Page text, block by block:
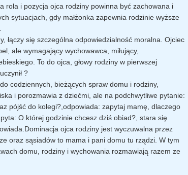
rola i pozycja ojca rodziny powinna być zachowana i
sytuacjach, gdy małżonka zapewnia rodzinie wyższe
łączy się szczególna odpowiedzialność moralna. Ojciec
ale wymagający wychowawca, miłujący,
To do ojca, głowy rodziny w pierwszej
?
codziennych, bieżących spraw domu i rodziny,
i porozmawia z dziećmi, ale na podchwytliwe pytanie:
pójść do kolegi?,odpowiada: zapytaj mamę, dlaczego
O której godzinie chcesz dziś obiad?, stara się
ojca rodziny jest wyczuwalna przez
oraz sąsiadów to mama i pani domu tu rządzi. W tym
domu, rodziny i wychowania rozmawiają razem ze